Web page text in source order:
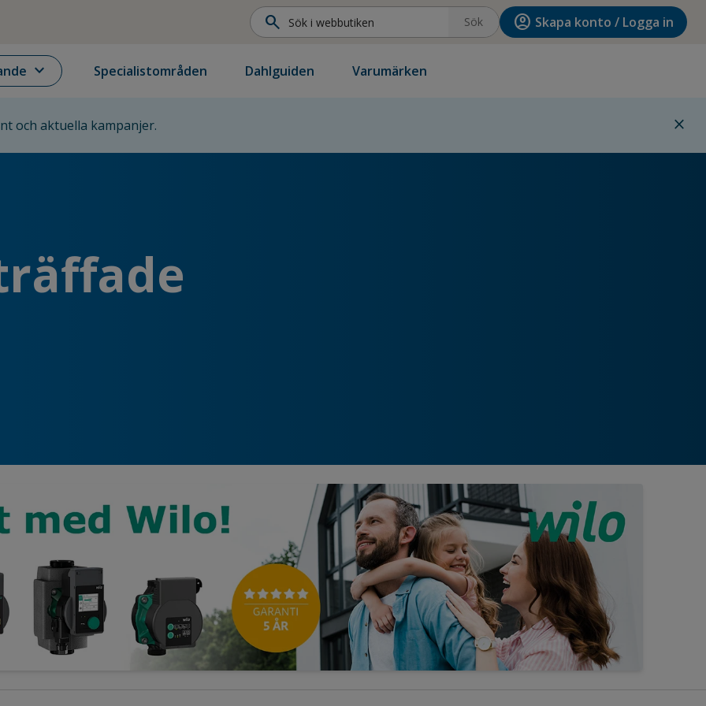
search Sök account_circle Skapa konto / Logga in
expand_more Specialistområden Dahlguiden Varumärken
och aktuella kampanjer. close